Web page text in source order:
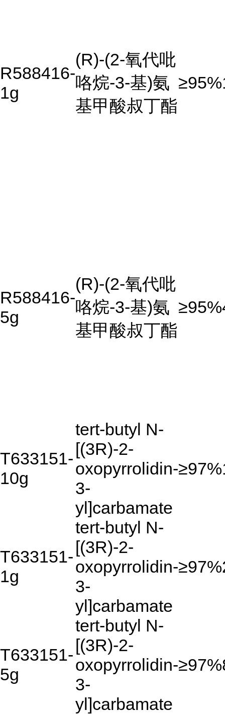
R588416-
1g
(R)-(2-氧代吡
咯烷-3-基)氨
基甲酸叔丁酯
≥95%
R588416-
5g
(R)-(2-氧代吡
咯烷-3-基)氨
基甲酸叔丁酯
≥95%
T633151-
10g
tert-butyl N-
[(3R)-2-
oxopyrrolidin-
3-
yl]carbamate
≥97%
T633151-
1g
tert-butyl N-
[(3R)-2-
oxopyrrolidin-
3-
yl]carbamate
≥97%
T633151-
5g
tert-butyl N-
[(3R)-2-
oxopyrrolidin-
3-
yl]carbamate
≥97%